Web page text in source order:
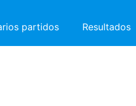
partidos Resultados